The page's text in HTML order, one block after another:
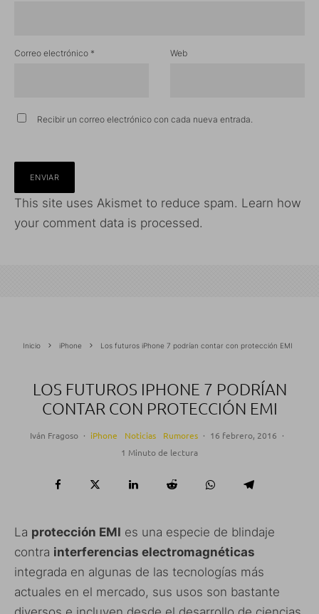
Correo electrónico * Web
Recibir un correo electrónico con cada nueva entrada.
This site uses Akismet to reduce spam. Learn how
your comment data is processed.
Inicio iPhone Los futuros iPhone 7 podrían contar con protección EMI
LOS FUTUROS IPHONE 7 PODRÍAN
CONTAR CON PROTECCIÓN EMI
Iván Fragoso · iPhone Noticias Rumores · 16 febrero, 2016 ·
1 Minuto de lectura
La protección EMI es una especie de blindaje
contra interferencias electromagnéticas
integrada en algunas de las tecnologías más
actuales en el mercado, sus usos son bastante